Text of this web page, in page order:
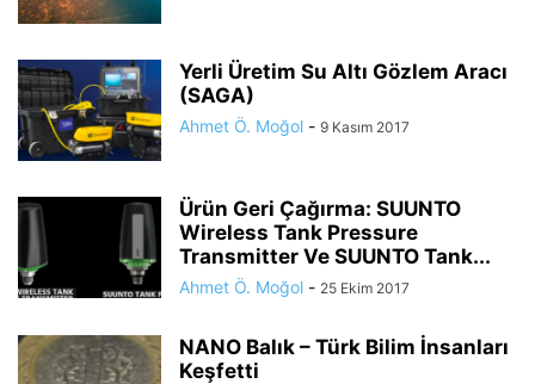
Yerli Üretim Su Altı Gözlem Aracı
(SAGA)
Ahmet Ö. Moğol - 9 Kasım 2017
Ürün Geri Çağırma: SUUNTO
Wireless Tank Pressure
Transmitter Ve SUUNTO Tank...
Ahmet Ö. Moğol - 25 Ekim 2017
NANO Balık – Türk Bilim İnsanları
Keşfetti